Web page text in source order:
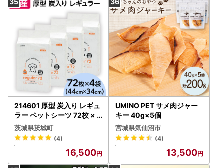
214601 厚型 炭入り レギュ
ラー ペットシーツ 72枚 × 4
袋 国産 ペットシート 吸収
力抜群 ダブル消臭 抗菌剤配
合 345
茨城県茨城町
(4)
16,500
UMINO PET サメ肉ジャー
キー 40g×5個
宮城県気仙沼市
(4)
13,500